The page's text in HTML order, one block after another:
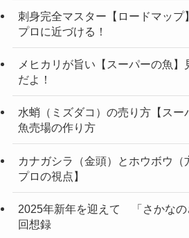
刺身完全マスター【ロードマップ
プロに近づける！
メヒカリが旨い【スーパーの魚
だよ！
水蛸（ミズダコ）の売り方【スー
魚売場の作り方
カナガシラ（金頭）とホウボウ（
プロの視点】
2025年新年を迎えて 「さかなの
回想録